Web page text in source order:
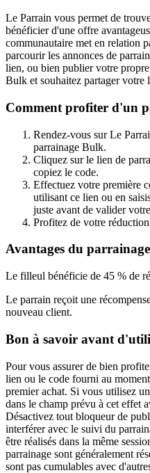
Le Parrain vous permet de
bénéficier d'une offre
communautaire met en relation
parcourir les annonces de
lien, ou bien publier votre
Bulk et souhaitez partager votre
Comment profiter d'un
Rendez-vous sur Le
parrainage Bulk.
Cliquez sur le lien de
copiez le code.
Effectuez votre première
utilisant ce lien ou en
juste avant de valider
Profitez de votre
Avantages du
Le filleul bénéficie de 45 % de
Le parrain reçoit une
nouveau client.
Bon à savoir avant
Pour vous assurer de bien
lien ou le code fourni au
premier achat. Si vous utilisez
dans le champ prévu à cet effet
Désactivez tout bloqueur de
interférer avec le suivi du
être réalisés dans la même
parrainage sont généralement
sont pas cumulables avec